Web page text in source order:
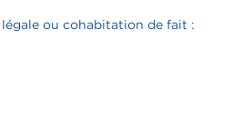
ou cohabitation de fait :